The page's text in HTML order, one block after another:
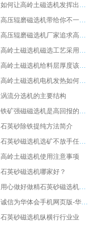
如何让高岭土磁选机发挥出更大使用价值
高压辊磨磁选机带给你不一样的生产意义
高压辊磨磁选机厂家追求高端生产
高岭土磁选机磁选工艺采用的分离方法
高岭土磁选机给料层厚度该如何调节
高岭土磁选机电机发热如何解决
涡流分选机的主要结构
铁矿强磁磁选机是高回报的项目
石英砂除铁提纯方法简介
石英砂磁选机选矿不放手任何一个
高岭土磁选机使用注意事项
石英砂磁选机哪家好？
用心做好做精石英砂磁选机塑造高端企业形象
诚信为华体会手机网页版-华体会(中国) 石英砂磁选机发展保驾护航
石英砂磁选机纵横行行业业